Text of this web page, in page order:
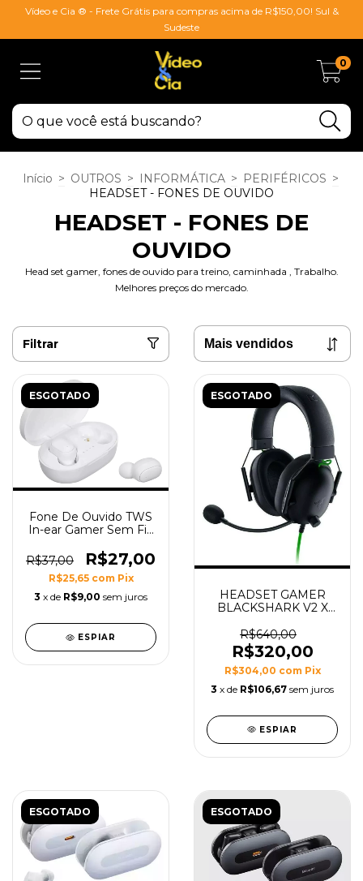
Vídeo e Cia ® - Frete Grátis para compras acima de R$150,00! Sul &
Sudeste
0
Início > OUTROS > INFORMÁTICA > PERIFÉRICOS >
HEADSET - FONES DE OUVIDO
HEADSET - FONES DE
OUVIDO
Head set gamer, fones de ouvido para treino, caminhada , Trabalho.
Melhores preços do mercado.
Filtrar
ESGOTADO
Fone De Ouvido TWS
In-ear Gamer Sem Fio
Branco
R$37,00 R$27,00
R$25,65 com Pix
3 x de R$9,00 sem juros
ESPIAR
ESGOTADO
HEADSET GAMER
BLACKSHARK V2 X
7.1 SURROUND
R$640,00
R$320,00
R$304,00 com Pix
3 x de R$106,67 sem juros
ESPIAR
ESGOTADO ESGOTADO